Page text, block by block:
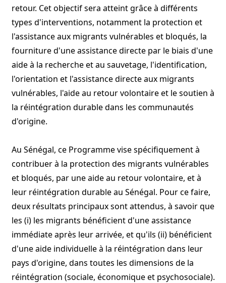
retour. Cet objectif sera atteint grâce à différents
types d'interventions, notamment la protection et
l'assistance aux migrants vulnérables et bloqués, la
fourniture d'une assistance directe par le biais d'une
aide à la recherche et au sauvetage, l'identification,
l'orientation et l'assistance directe aux migrants
vulnérables, l'aide au retour volontaire et le soutien à
la réintégration durable dans les communautés
d'origine.
Au Sénégal, ce Programme vise spécifiquement à
contribuer à la protection des migrants vulnérables
et bloqués, par une aide au retour volontaire, et à
leur réintégration durable au Sénégal. Pour ce faire,
deux résultats principaux sont attendus, à savoir que
les (i) les migrants bénéficient d'une assistance
immédiate après leur arrivée, et qu'ils (ii) bénéficient
d'une aide individuelle à la réintégration dans leur
pays d'origine, dans toutes les dimensions de la
réintégration (sociale, économique et psychosociale).